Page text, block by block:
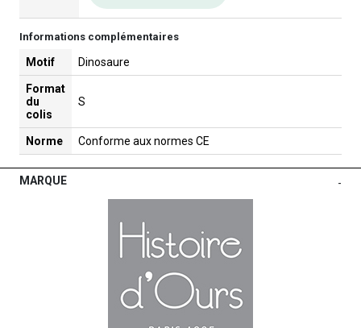
Informations complémentaires
Motif Dinosaure
Format
du
colis
S
Norme Conforme aux normes CE
MARQUE -